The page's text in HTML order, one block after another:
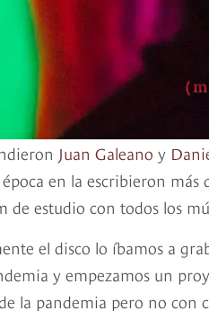
Juan Galeano y
en la escribieron
de estudio con todos los
el disco lo íbamos a
y empezamos un
la pandemia pero no con